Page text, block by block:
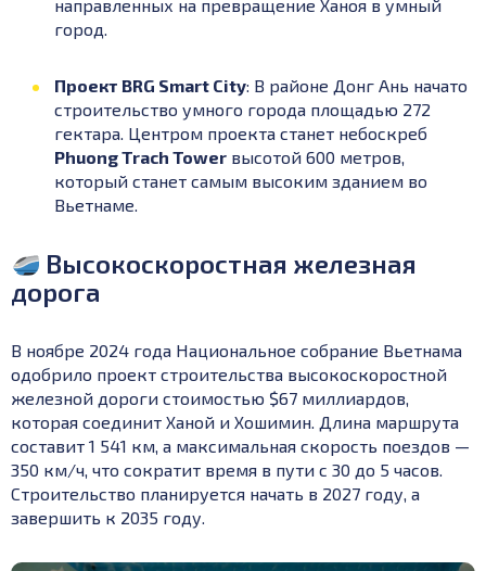
направленных на превращение Ханоя в умный
город.
Проект BRG Smart City: В районе Донг Ань начато
строительство умного города площадью 272
гектара. Центром проекта станет небоскреб
Phuong Trach Tower высотой 600 метров,
который станет самым высоким зданием во
Вьетнаме.
Высокоскоростная железная
дорога
В ноябре 2024 года Национальное собрание Вьетнама
одобрило проект строительства высокоскоростной
железной дороги стоимостью $67 миллиардов,
которая соединит Ханой и Хошимин. Длина маршрута
составит 1 541 км, а максимальная скорость поездов —
350 км/ч, что сократит время в пути с 30 до 5 часов.
Строительство планируется начать в 2027 году, а
завершить к 2035 году.